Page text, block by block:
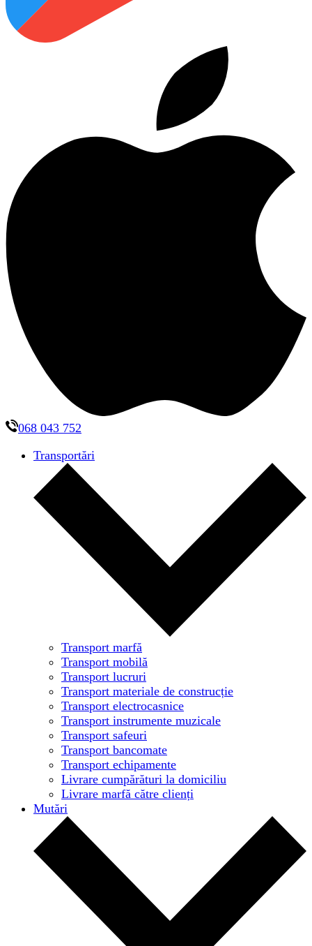
068 043 752
Transportări
Transport marfă
Transport mobilă
Transport lucruri
Transport materiale de construcție
Transport electrocasnice
Transport instrumente muzicale
Transport safeuri
Transport bancomate
Transport echipamente
Livrare cumpărături la domiciliu
Livrare marfă către clienți
Mutări